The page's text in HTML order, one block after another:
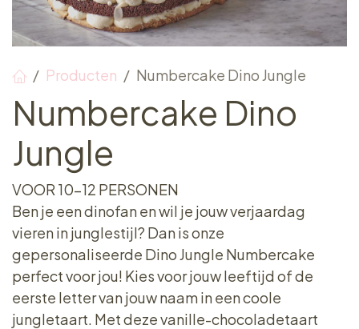
Producten Numbercake Dino Jungle
Numbercake Dino
Jungle
VOOR 10-12 PERSONEN
Ben je een dinofan en wil je jouw verjaardag
vieren in junglestijl? Dan is onze
gepersonaliseerde Dino Jungle Numbercake
perfect voor jou! Kies voor jouw leeftijd of de
eerste letter van jouw naam in een coole
jungletaart. Met deze vanille-chocoladetaart